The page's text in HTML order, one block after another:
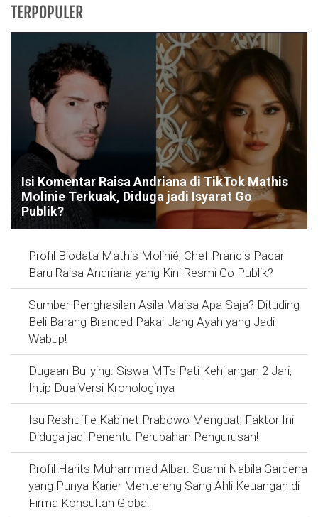
TERPOPULER
Isi Komentar Raisa Andriana di TikTok Mathis
Molinie Terkuak, Diduga jadi Isyarat Go
Publik?
Profil Biodata Mathis Molinié, Chef Prancis Pacar
Baru Raisa Andriana yang Kini Resmi Go Publik?
Sumber Penghasilan Asila Maisa Apa Saja? Dituding
Beli Barang Branded Pakai Uang Ayah yang Jadi
Wabup!
Dugaan Bullying: Siswa MTs Pati Kehilangan 2 Jari,
Intip Dua Versi Kronologinya
Isu Reshuffle Kabinet Prabowo Menguat, Faktor Ini
Diduga jadi Penentu Perubahan Pengurusan!
Profil Harits Muhammad Albar: Suami Nabila Gardena
yang Punya Karier Mentereng Sang Ahli Keuangan di
Firma Konsultan Global